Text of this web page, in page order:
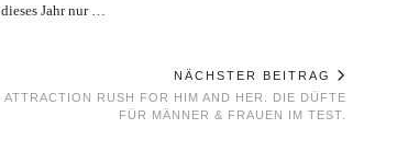
dieses Jahr nur …
NÄCHSTER BEITRAG
ATTRACTION RUSH FOR HIM AND HER. DIE DÜFTE
FÜR MÄNNER & FRAUEN IM TEST.